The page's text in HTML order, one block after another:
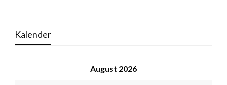
Kalender
August 2026